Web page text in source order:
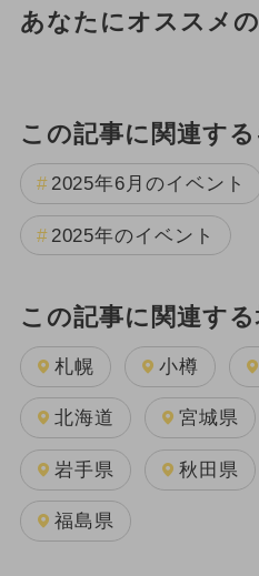
あなたにオススメ
この記事に関連す
2025年6月のイベント
2025年のイベント
この記事に関連する
札幌 小樽
北海道 宮城県
岩手県 秋田県
福島県